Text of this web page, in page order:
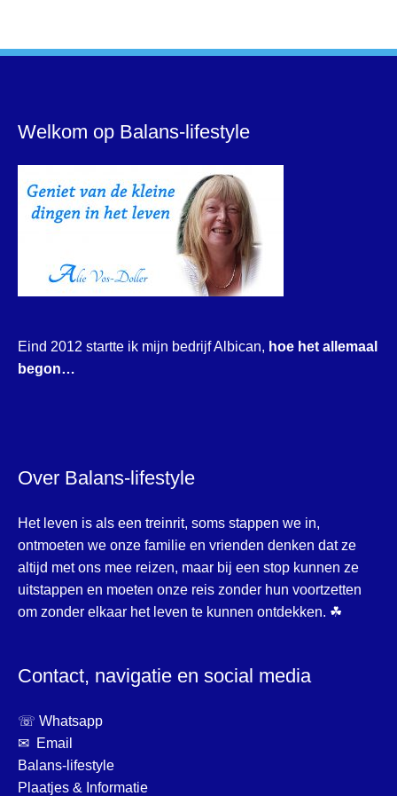
Welkom op Balans-lifestyle
Eind 2012 startte ik mijn bedrijf Albican, hoe het allemaal
begon…
Over Balans-lifestyle
Het leven is als een treinrit, soms stappen we in,
ontmoeten we onze familie en vrienden denken dat ze
altijd met ons mee reizen, maar bij een stop kunnen ze
uitstappen en moeten onze reis zonder hun voortzetten
om zonder elkaar het leven te kunnen ontdekken. ☘
Contact, navigatie en social media
☏ Whatsapp
✉ Email
Balans-lifestyle
Plaatjes & Informatie